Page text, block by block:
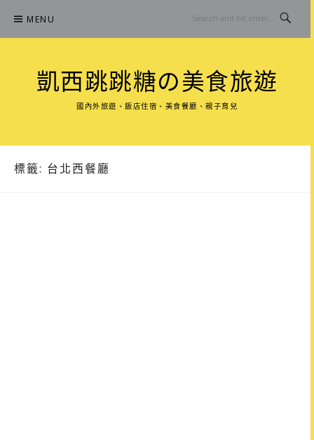
content
MENU
凱西跳跳糖の美食旅遊
國內外旅遊、飯店住宿、美食餐廳、親子育兒
標籤: 台北西餐廳